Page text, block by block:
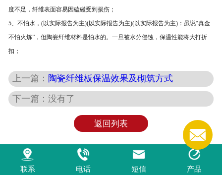
度不足，纤维表面容易因磕碰受到损伤；
5、不怕水，(以实际报告为主)(以实际报告为主)(以实际报告为主)：虽说“真金
不怕火炼”，但陶瓷纤维材料是怕水的。一旦被水分侵蚀，保温性能将大打折
扣；
上一篇： 陶瓷纤维板保温效果及砌筑方式
下一篇：没有了
返回列表
联系 电话 短信 产品